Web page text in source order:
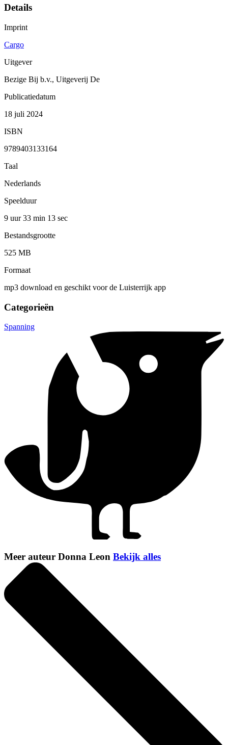
Details
Imprint
Cargo
Uitgever
Bezige Bij b.v., Uitgeverij De
Publicatiedatum
18 juli 2024
ISBN
9789403133164
Taal
Nederlands
Speelduur
9 uur 33 min 13 sec
Bestandsgrootte
525 MB
Formaat
mp3 download en geschikt voor de Luisterrijk app
Categorieën
Spanning
Meer auteur Donna Leon Bekijk alles